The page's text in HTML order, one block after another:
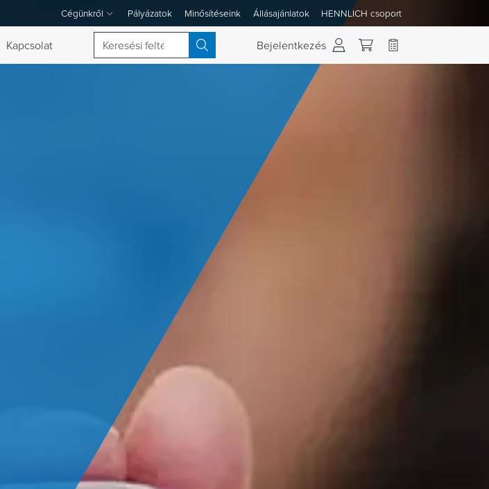
Cégünkről
A Cégünkről legördülő menü váltása
Pályázatok Minősítéseink Állásajánlatok HENNLICH csoport
Kapcsolat Keresés Bejelentkezés